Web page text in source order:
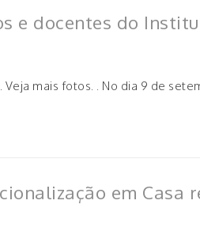
e docentes do
mais fotos. . No dia 9 de
em Casa